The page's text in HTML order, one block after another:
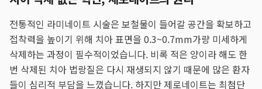
전통적인 라미네이트 시술은 보철물이 들어갈 공간을 확보하고
접착력을 높이기 위해 치아 표면을 0.3~0.7mm가량 미세하게
삭제하는 과정이 필수적이었습니다. 비록 적은 양이라 해도 한
번 삭제된 치아 법랑질은 다시 재생되지 않기 때문에 많은 환자
들이 심리적 부담을 느꼈습니다. 하지만 제로네이트는 최첨단